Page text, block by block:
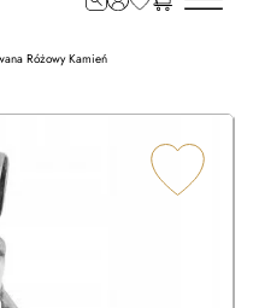
Różowy Kamień